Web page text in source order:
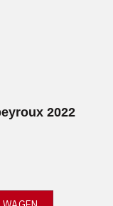
2022